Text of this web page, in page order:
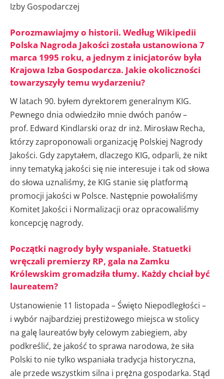
Izby Gospodarczej
Porozmawiajmy o historii. Według Wikipedii
Polska Nagroda Jakości została ustanowiona 7
marca 1995 roku, a jednym z inicjatorów była
Krajowa Izba Gospodarcza. Jakie okoliczności
towarzyszyły temu wydarzeniu?
W latach 90. byłem dyrektorem generalnym KIG.
Pewnego dnia odwiedziło mnie dwóch panów –
prof. Edward Kindlarski oraz dr inż. Mirosław Recha,
którzy zaproponowali organizację Polskiej Nagrody
Jakości. Gdy zapytałem, dlaczego KIG, odparli, że nikt
inny tematyką jakości się nie interesuje i tak od słowa
do słowa uznaliśmy, że KIG stanie się platformą
promocji jakości w Polsce. Następnie powołaliśmy
Komitet Jakości i Normalizacji oraz opracowaliśmy
koncepcję nagrody.
Początki nagrody były wspaniałe. Statuetki
wręczali premierzy RP, gala na Zamku
Królewskim gromadziła tłumy. Każdy chciał być
laureatem?
Ustanowienie 11 listopada – Święto Niepodległości –
i wybór najbardziej prestiżowego miejsca w stolicy
na galę laureatów były celowym zabiegiem, aby
podkreślić, że jakość to sprawa narodowa, że siła
Polski to nie tylko wspaniała tradycja historyczna,
ale przede wszystkim silna i prężna gospodarka. Stąd